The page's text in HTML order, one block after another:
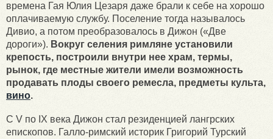
времена Гая Юлия Цезаря даже брали к себе на хорошо
оплачиваемую службу. Поселение тогда называлось
Дивио, а потом преобразовалось в Дижон («Две
дороги»). Вокруг селения римляне установили
крепость, построили внутри нее храм, термы,
рынок, где местные жители имели возможность
продавать плоды своего ремесла, предметы культа,
вино.
С V по IX века Дижон стал резиденцией лангрских
епископов. Галло-римский историк Григорий Турский